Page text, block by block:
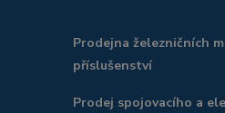
Prodejna železničních
příslušenství
Prodej spojovacího a